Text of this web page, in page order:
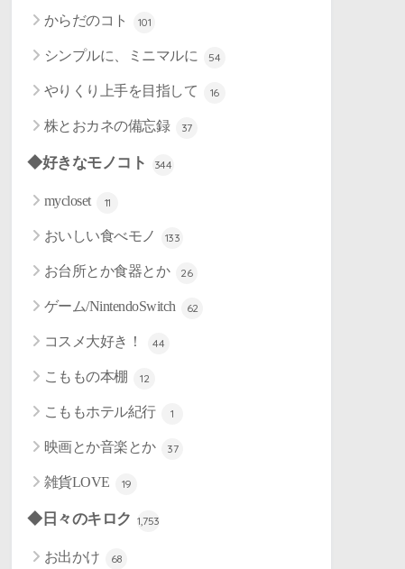
からだのコト 101
シンプルに、ミニマルに 54
やりくり上手を目指して 16
株とおカネの備忘録 37
◆好きなモノコト 344
mycloset 11
おいしい食べモノ 133
お台所とか食器とか 26
ゲーム/NintendoSwitch 62
コスメ大好き！ 44
こももの本棚 12
こももホテル紀行 1
映画とか音楽とか 37
雑貨LOVE 19
◆日々のキロク 1,753
お出かけ 68